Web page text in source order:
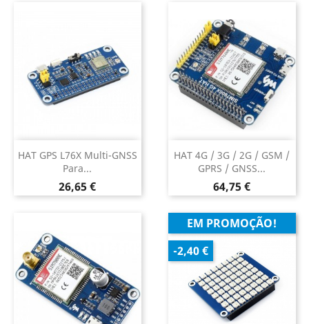
HAT GPS L76X Multi-GNSS
Para...
Preço
26,65 €
HAT 4G / 3G / 2G / GSM /
GPRS / GNSS...
Preço
64,75 €
EM PROMOÇÃO!
-2,40 €